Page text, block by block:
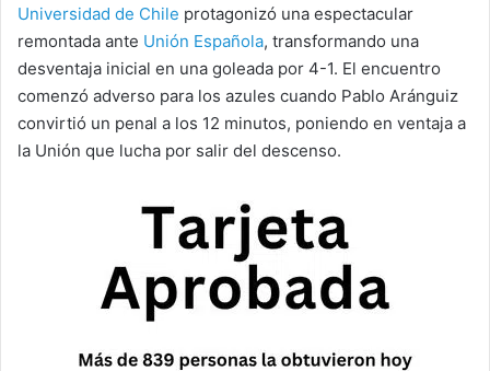
Universidad de Chile protagonizó una espectacular
remontada ante Unión Española, transformando una
desventaja inicial en una goleada por 4-1. El encuentro
comenzó adverso para los azules cuando Pablo Aránguiz
convirtió un penal a los 12 minutos, poniendo en ventaja a
la Unión que lucha por salir del descenso.